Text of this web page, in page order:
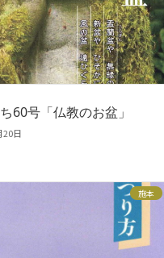
60号「仏教のお盆」
20日
施本